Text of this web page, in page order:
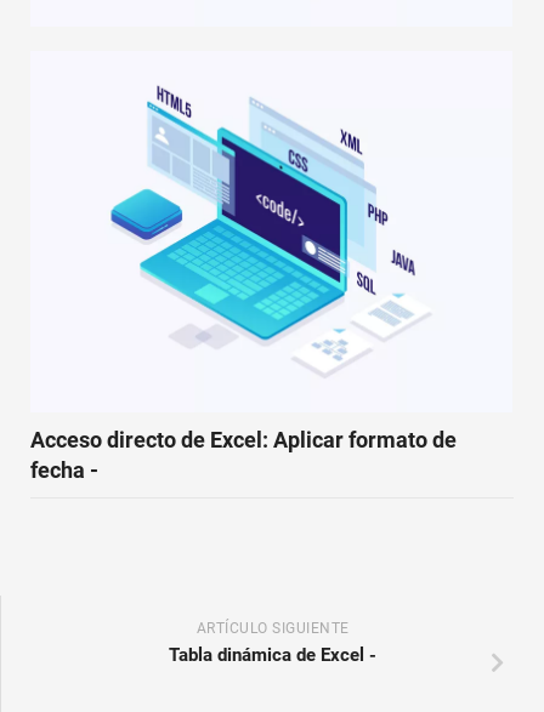
Acceso directo de Excel: Aplicar formato de
fecha -
ARTÍCULO SIGUIENTE
Tabla dinámica de Excel -